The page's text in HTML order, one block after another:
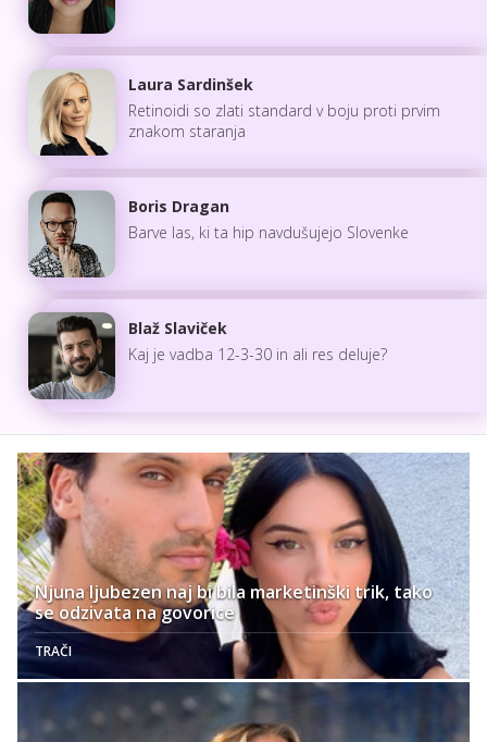
Laura Sardinšek
Retinoidi so zlati standard v boju proti prvim
znakom staranja
Boris Dragan
Barve las, ki ta hip navdušujejo Slovenke
Blaž Slaviček
Kaj je vadba 12-3-30 in ali res deluje?
Njuna ljubezen naj bi bila marketinški trik, tako
se odzivata na govorice
TRAČI